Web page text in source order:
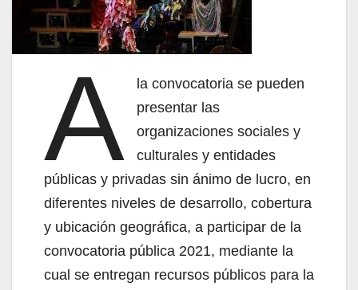
A
la convocatoria se pueden
presentar las
organizaciones sociales y
culturales y entidades
públicas y privadas sin ánimo de lucro, en
diferentes niveles de desarrollo, cobertura
y ubicación geográfica, a participar de la
convocatoria pública 2021, mediante la
cual se entregan recursos públicos para la